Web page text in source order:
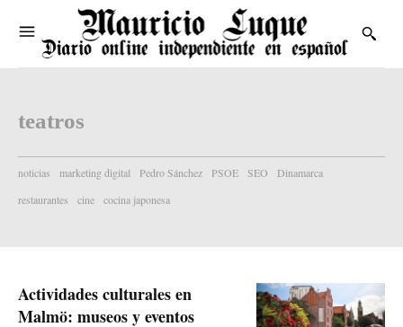
teatros
noticias marketing digital Pedro Sánchez PSOE SEO
Dinamarca
restaurantes
cine cocina japonesa
Actividades culturales en
Malmö: museos y eventos